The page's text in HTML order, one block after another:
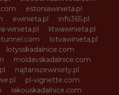
estoniawinieta.pl
ewinieta.pl
info365.pl
winieta.pl
litwawinieta.pl
lotvawinieta.pl
lotysskadalnice.com
moldavskadalnice.com
najtanszewiniety.pl
pl-vignette.com
rakouskadalnice.com